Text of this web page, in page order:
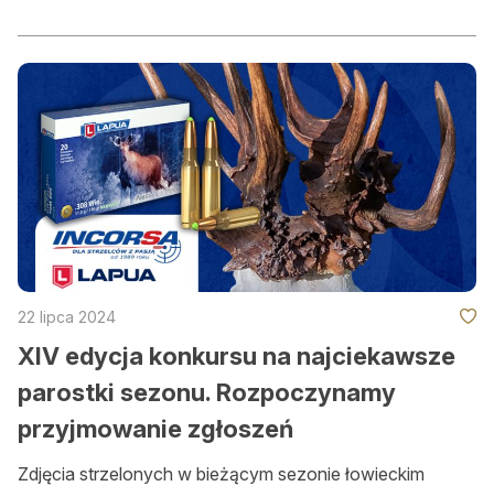
22 lipca 2024
XIV edycja konkursu na najciekawsze
parostki sezonu. Rozpoczynamy
przyjmowanie zgłoszeń
Zdjęcia strzelonych w bieżącym sezonie łowieckim